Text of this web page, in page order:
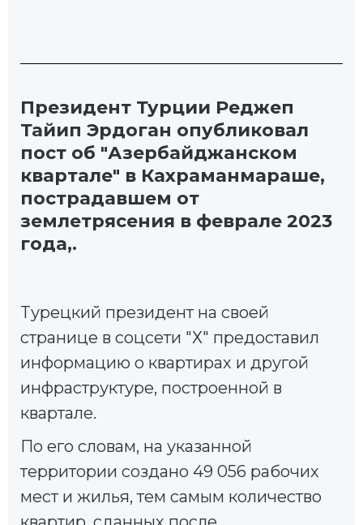
Президент Турции Реджеп
Тайип Эрдоган опубликовал
пост об "Азербайджанском
квартале" в Кахраманмараше,
пострадавшем от
землетрясения в феврале 2023
года,.
Tурецкий президент на своей
странице в соцсети "Х" предоставил
информацию о квартирах и другой
инфраструктуре, построенной в
квартале.
По его словам, на указанной
территории создано 49 056 рабочих
мест и жилья, тем самым количество